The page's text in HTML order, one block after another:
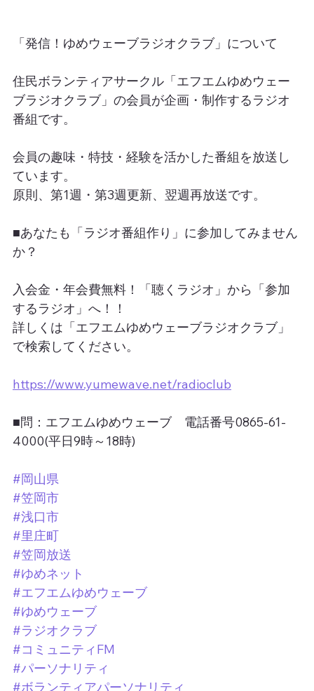
「発信！ゆめウェーブラジオクラブ」について
住民ボランティアサークル「エフエムゆめウェー
ブラジオクラブ」の会員が企画・制作するラジオ
番組です。
会員の趣味・特技・経験を活かした番組を放送し
ています。
原則、第1週・第3週更新、翌週再放送です。
■あなたも「ラジオ番組作り」に参加してみません
か？
入会金・年会費無料！「聴くラジオ」から「参加
するラジオ」へ！！
詳しくは「エフエムゆめウェーブラジオクラブ」
で検索してください。
https://www.yumewave.net/radioclub
■問：エフエムゆめウェーブ　電話番号0865-61-
4000(平日9時～18時)
#岡山県
#笠岡市
#浅口市
#里庄町
#笠岡放送
#ゆめネット
#エフエムゆめウェーブ
#ゆめウェーブ
#ラジオクラブ
#コミュニティFM
#パーソナリティ
#ボランティアパーソナリティ